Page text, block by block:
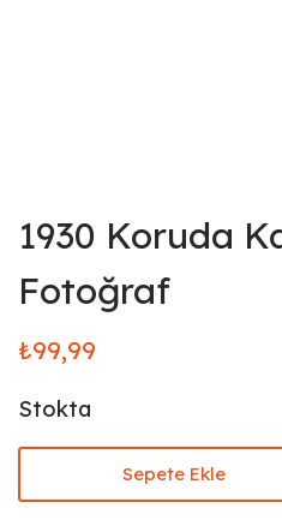
1930 Koruda
Fotoğraf
₺99,99
Stokta
Sepete Ekle